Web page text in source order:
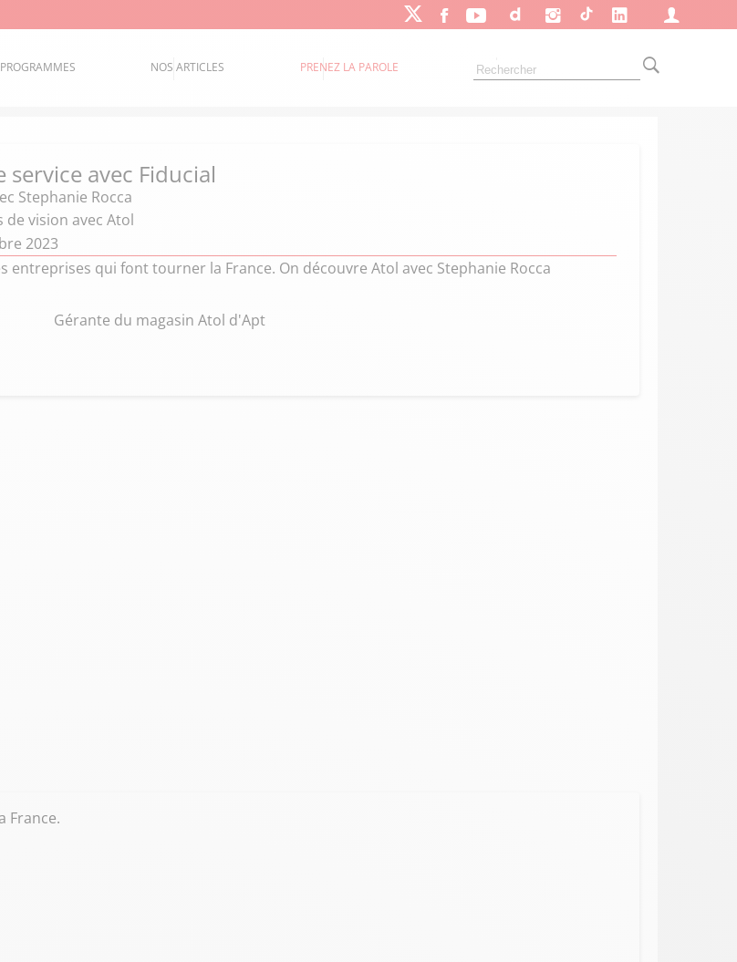
NOS ARTICLES PRENEZ LA PAROLE
service avec Fiducial
Stephanie Rocca
vision avec Atol
2023
entreprises qui font tourner la France. On découvre Atol avec Stephanie Rocca
Gérante du magasin Atol d'Apt
France.